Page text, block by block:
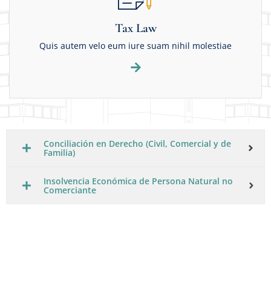
Tax Law
Quis autem velo eum iure suam nihil molestiae
Conciliación en Derecho (Civil, Comercial y de
Familia)
Insolvencia Económica de Persona Natural no
Comerciante